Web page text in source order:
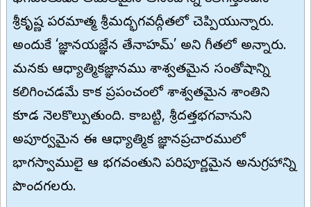
శ్రీకృష్ణ పరమాత్మ శ్రీమద్భగవద్గీతలో చెప్పియున్నారు.
అందుకే ‘జ్ఞానయజ్ఞేన తేనాహమ్’ అని గీతలో అన్నారు.
మనకు ఆధ్యాత్మికజ్ఞానము శాశ్వతమైన సంతోషాన్ని
కలిగించడమే కాక ప్రపంచంలో శాశ్వతమైన శాంతిని
కూడ నెలకొల్పుతుంది. కాబట్టి, శ్రీదత్తభగవానుని
అపూర్వమైన ఈ ఆధ్యాత్మిక జ్ఞానప్రచారములో
భాగస్వాములై ఆ భగవంతుని పరిపూర్ణమైన అనుగ్రహాన్ని
పొందగలరు.